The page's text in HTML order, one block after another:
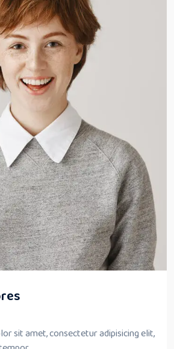
sit amet, consectetur adipisicing elit,